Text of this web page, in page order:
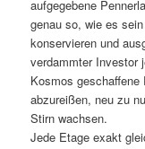
aufgegebene
genau so, wie es
konservieren und
verdammter Investor
Kosmos geschaffene
abzureißen, neu zu
Stirn wachsen.
Jede Etage exakt